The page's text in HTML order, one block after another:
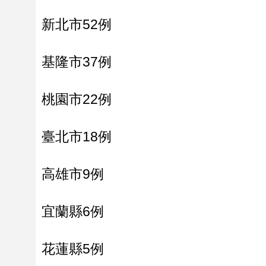
新北市52例
基隆市37例
桃園市22例
臺北市18例
高雄市9例
宜蘭縣6例
花蓮縣5例